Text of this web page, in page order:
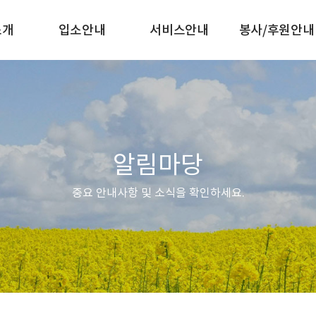
입소안내 서비스안내 봉사/후원안내
알림마당
중요 안내사항 및 소식을 확인하세요.